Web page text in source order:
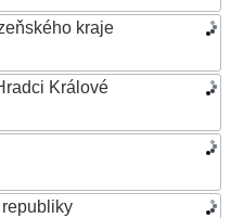
kraje
Králové